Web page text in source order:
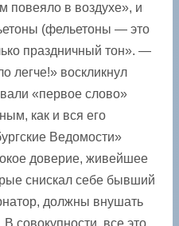
повеяло в воздухе», и
(фельетоны — это
праздничный тон». —
легче!» воскликнул
«первое слово»
как и вся его
Ведомости»
доверие, живейшее
снискал себе бывший
должны внушать